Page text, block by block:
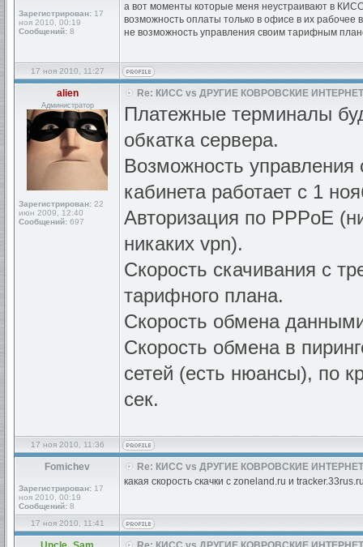
Зарегистрирован: 17
ноя 2010, 00:19
Сообщений: 8
а вот моменты которые меня неустраивают в
возможность оплаты только в офисе в их рабочее
не возможность управления своим тарифным
17 ноя 2010, 11:27
alien
Администратор
Зарегистрирован: 22
июн 2009, 12:40
Сообщений: 697
Re: КИСС vs ДРУГИЕ КОВРОВСКИЕ
Платежные терминалы
обкатка сервера.
Возможность
кабинета работает с 1
Авторизация по PPPoE
никаких vpn).
Скорость скачивания с
тарифного плана.
Скорость обмена
Скорость обмена в
сетей (есть нюансы), по
сек.
17 ноя 2010, 11:36
Fomichev
Зарегистрирован: 17
ноя 2010, 00:19
Сообщений: 8
Re: КИСС vs ДРУГИЕ КОВРОВСКИЕ
какая скорость скачки с zoneland.ru и
17 ноя 2010, 11:41